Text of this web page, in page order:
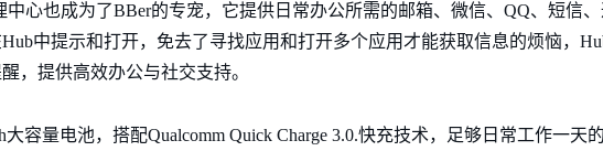
中心也成为了BBer的专宠，它提供日常办公所需的邮箱、微信、QQ、短信
中提示和打开，免去了寻找应用和打开多个应用才能获取信息的烦恼，
，提供高效办公与社交支持。
大容量电池，搭配Qualcomm Quick Charge 3.0.快充技术，足够日常工作一天